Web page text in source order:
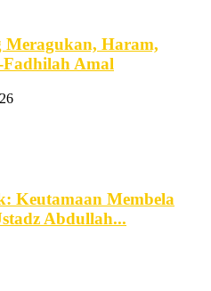
Meragukan, Haram,
Amal
Keutamaan Membela
Abdullah...